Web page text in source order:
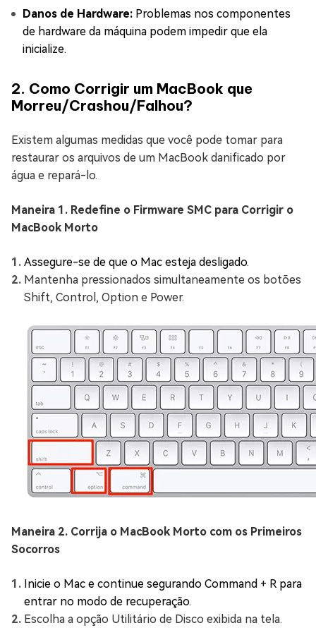
Danos de Hardware: Problemas nos componentes
de hardware da máquina podem impedir que ela
inicialize.
2. Como Corrigir um MacBook que
Morreu/Crashou/Falhou?
Existem algumas medidas que você pode tomar para
restaurar os arquivos de um MacBook danificado por
água e repará-lo.
Maneira 1. Redefine o Firmware SMC para Corrigir o
MacBook Morto
Assegure-se de que o Mac esteja desligado.
Mantenha pressionados simultaneamente os botões
Shift, Control, Option e Power.
Maneira 2. Corrija o MacBook Morto com os Primeiros
Socorros
Inicie o Mac e continue segurando Command + R para
entrar no modo de recuperação.
Escolha a opção Utilitário de Disco exibida na tela.